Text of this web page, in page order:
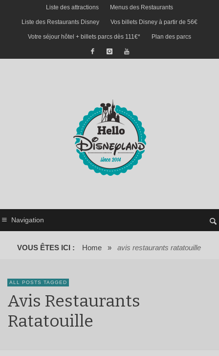
Liste des attractions Menus des Restaurants
Liste des Restaurants Disney Vos billets Disney à partir de 56€
Votre séjour hôtel + billets parcs dès 111€* Plan des parcs
Navigation
VOUS ÊTES ICI : Home » avis restaurants ratatouille
ALL POSTS TAGGED
Avis Restaurants
Ratatouille